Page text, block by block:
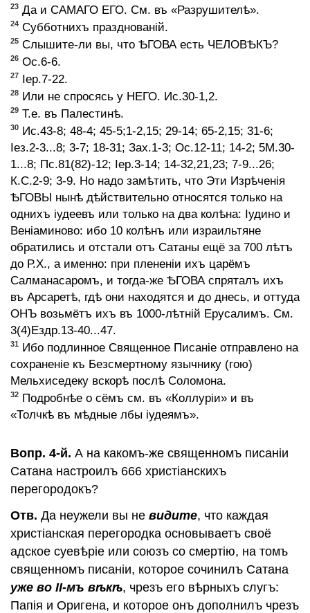
23 Да и САМАГО ЕГО. См. въ «Разрушителѣ».
24 Субботнихъ празднованiй.
25 Слышите-ли вы, что ѢГОВА есть ЧЕЛОВѢКЪ?
26 Ос.6-6.
27 Iер.7-22.
28 Или не спросясь у НЕГО. Ис.30-1,2.
29 Т.е. въ Палестинѣ.
30 Ис.43-8; 48-4; 45-5;1-2,15; 29-14; 65-2,15; 31-6;
Iез.2-3...8; 3-7; 18-31; Зах.1-3; Ос.12-11; 14-2; 5М.30-
1...8; Пс.81(82)-12; Iер.3-14; 14-32,21,23; 7-9...26;
К.С.2-9; 3-9. Но надо замѣтить, что Эти Изрѣченiя
ѢГОВЫ нынѣ дѣйствительно относятся только на
однихъ iудеевъ или только на два колѣна: Iудино и
Венiаминово: ибо 10 колѣнъ или израильтяне
обратились и отстали отъ Сатаны ещё за 700 лѣтъ
до Р.Х., а именно: при плененiи ихъ царёмъ
Салманасаромъ, и тогда-же ѢГОВА спряталъ ихъ
въ Арсаретѣ, гдѣ они находятся и до днесь, и оттуда
ОНЪ возьмётъ ихъ въ 1000-лѣтнiй Ерусалимъ. См.
3(4)Ездр.13-40...47.
31
Ибо подлинное Священное Писанiе отправлено на
сохраненiе къ Безсмертному язычнику (гою)
Мельхиседеку вскорѣ послѣ Соломона.
32 Подробнѣе о сёмъ см. въ «Коллурiи» и въ
«Толчкѣ въ мѣдные лбы iудеямъ».
Вопр. 4-й. А на какомъ-же священномъ писанiи
Сатана настроилъ 666 христiанскихъ
перегородокъ?
Отв. Да неужели вы не видите, что каждая
христiанская перегородка основываетъ своё
адское суевѣрiе или союзъ со смертiю, на томъ
священномъ писанiи, которое сочинилъ Сатана
уже во II-мъ вѣкѣ, чрезъ его вѣрныхъ слугъ:
Папiя и Оригена, и которое онъ дополнилъ чрезъ